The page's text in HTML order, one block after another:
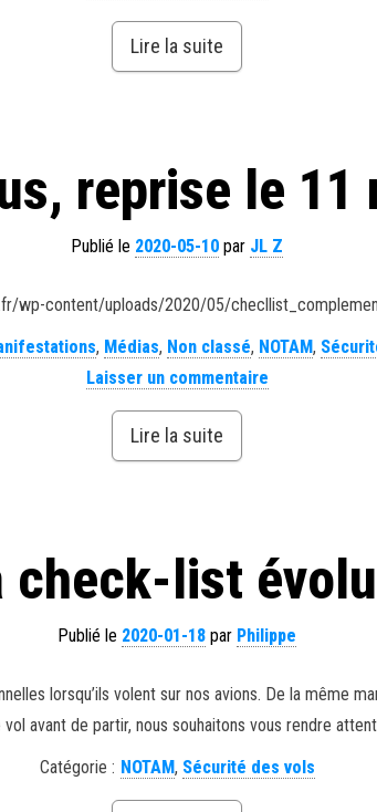
Lire la suite
reprise le 11
Publié le 2020-05-10 par JL Z
wp-content/uploads/2020/05/
, Médias, Non classé, NOTAM,
Laisser un commentaire
Lire la suite
check-list
Publié le 2020-01-18 par Philippe
lorsqu’ils volent sur nos avions. De la même
avant de partir, nous souhaitons vous rendre
Catégorie : NOTAM, Sécurité des vols